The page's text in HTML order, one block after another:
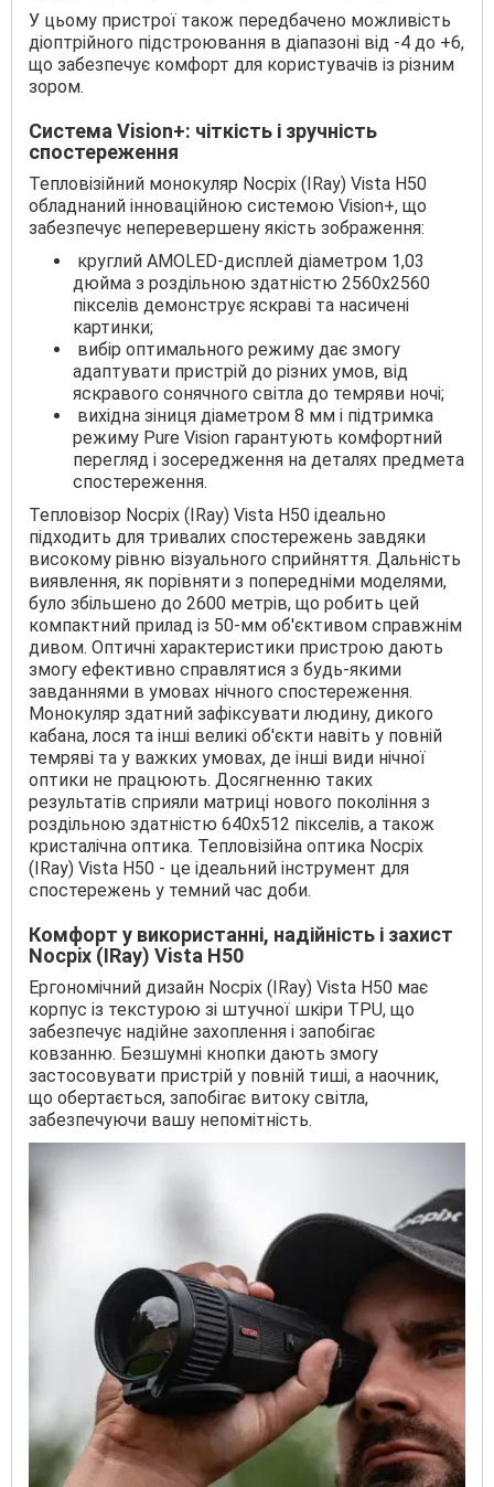
У цьому пристрої також передбачено можливість
діоптрійного підстроювання в діапазоні від -4 до +6,
що забезпечує комфорт для користувачів із різним
зором.
Система Vision+: чіткість і зручність
спостереження
Тепловізійний монокуляр Nocpix (IRay) Vista H50
обладнаний інноваційною системою Vision+, що
забезпечує неперевершену якість зображення:
круглий AMOLED-дисплей діаметром 1,03
дюйма з роздільною здатністю 2560x2560
пікселів демонструє яскраві та насичені
картинки;
вибір оптимального режиму дає змогу
адаптувати пристрій до різних умов, від
яскравого сонячного світла до темряви ночі;
вихідна зіниця діаметром 8 мм і підтримка
режиму Pure Vision гарантують комфортний
перегляд і зосередження на деталях предмета
спостереження.
Тепловізор Nocpix (IRay) Vista H50 ідеально
підходить для тривалих спостережень завдяки
високому рівню візуального сприйняття. Дальність
виявлення, як порівняти з попередніми моделями,
було збільшено до 2600 метрів, що робить цей
компактний прилад із 50-мм об'єктивом справжнім
дивом. Оптичні характеристики пристрою дають
змогу ефективно справлятися з будь-якими
завданнями в умовах нічного спостереження.
Монокуляр здатний зафіксувати людину, дикого
кабана, лося та інші великі об'єкти навіть у повній
темряві та у важких умовах, де інші види нічної
оптики не працюють. Досягненню таких
результатів сприяли матриці нового покоління з
роздільною здатністю 640x512 пікселів, а також
кристалічна оптика. Тепловізійна оптика Nocpix
(IRay) Vista H50 - це ідеальний інструмент для
спостережень у темний час доби.
Комфорт у використанні, надійність і захист
Nocpix (IRay) Vista H50
Ергономічний дизайн Nocpix (IRay) Vista H50 має
корпус із текстурою зі штучної шкіри TPU, що
забезпечує надійне захоплення і запобігає
ковзанню. Безшумні кнопки дають змогу
застосовувати пристрій у повній тиші, а наочник,
що обертається, запобігає витоку світла,
забезпечуючи вашу непомітність.